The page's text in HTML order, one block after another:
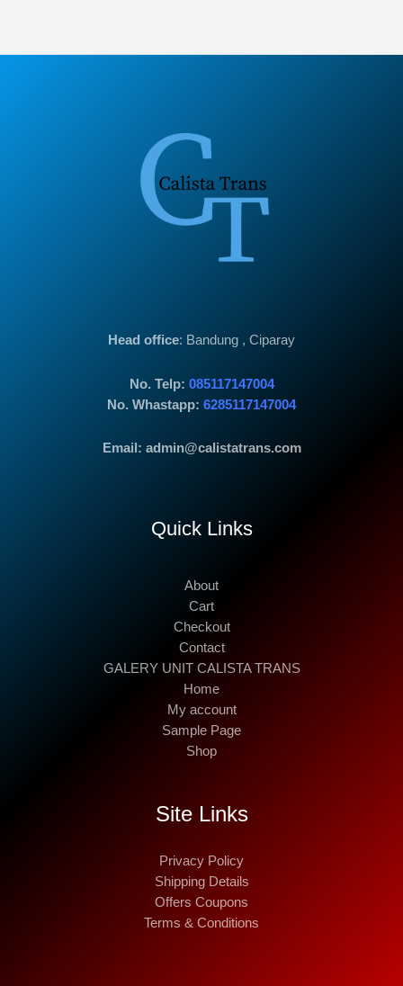
Head office: Bandung , Ciparay
No. Telp: 085117147004
No. Whastapp: 6285117147004
Email: admin@calistatrans.com
Quick Links
About
Cart
Checkout
Contact
GALERY UNIT CALISTA TRANS
Home
My account
Sample Page
Shop
Site Links
Privacy Policy
Shipping Details
Offers Coupons
Terms & Conditions